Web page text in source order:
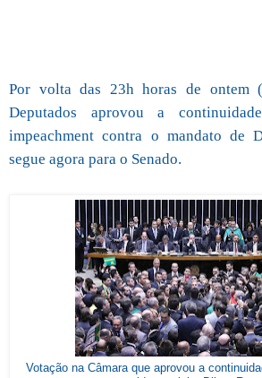
Por volta das 23h horas de ontem
Deputados aprovou a
impeachment contra o mandato de
segue agora para o Senado.
Votação na Câmara que aprovou a